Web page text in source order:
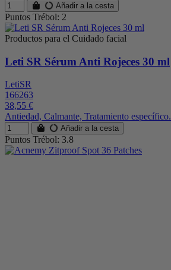
Añadir a la cesta
Puntos Trébol: 2
Productos para el Cuidado facial
Leti SR Sérum Anti Rojeces 30 ml
LetiSR
166263
38,55 €
Antiedad, Calmante, Tratamiento específico.
Añadir a la cesta
Puntos Trébol: 3.8